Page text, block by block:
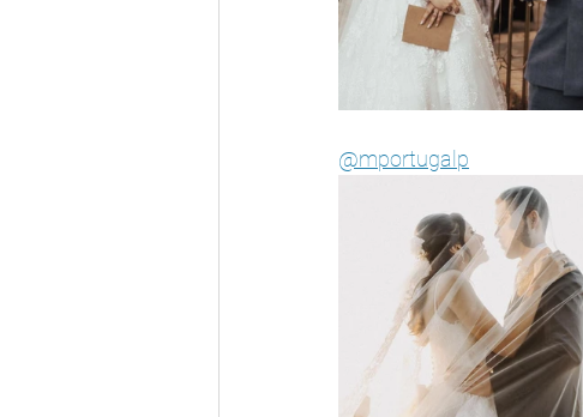
@mportugalp